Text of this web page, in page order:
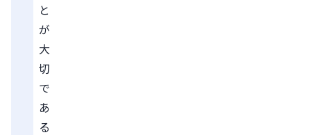
と
が
大
切
で
あ
る